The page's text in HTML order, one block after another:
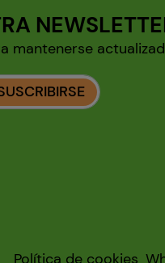
mantenerse
Política de cookies